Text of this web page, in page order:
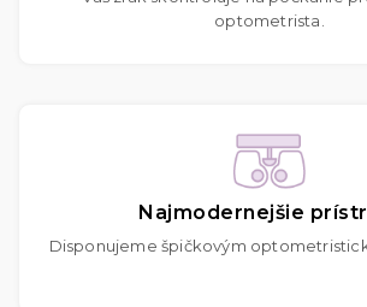
optometrista.
Najmodernejšie
Disponujeme špičkovým